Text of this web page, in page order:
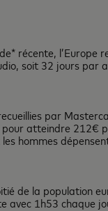
récente,
soit 32 jours par
par
atteindre 212€
hommes
de la population
avec 1h53 chaque